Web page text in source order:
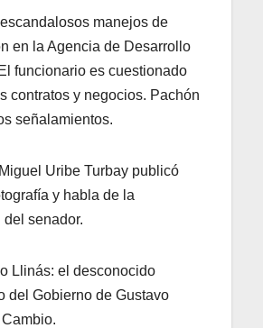
manejos de
en la Agencia de Desarrollo
funcionario es cuestionado
contratos y negocios. Pachón
señalamientos.
Uribe Turbay publicó
y habla de la
senador.
Llinás: el desconocido
del Gobierno de Gustavo